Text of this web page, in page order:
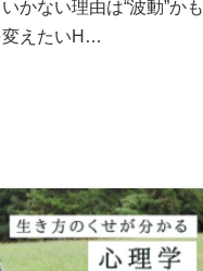
かない理由は“波動”かも
変えたいH…